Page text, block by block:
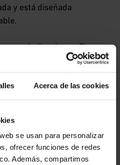
Acerca de las cookies
se usan para personalizar
ofrecer funciones de redes
Además, compartimos
y está diseñada
indicaciones. El
exacto depende de
no pueden tenerse
el tamaño del
exterior, etc.